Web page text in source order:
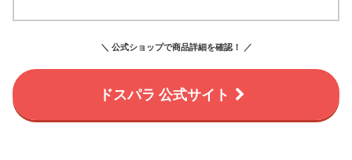
＼ 公式ショップで商品詳細を確認！ ／
ドスパラ 公式サイト